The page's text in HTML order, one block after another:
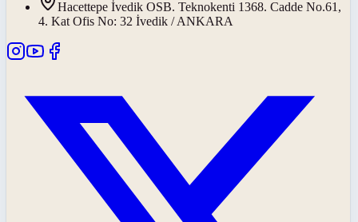
Hacettepe İvedik OSB. Teknokenti 1368. Cadde No.61,
4. Kat Ofis No: 32 İvedik / ANKARA